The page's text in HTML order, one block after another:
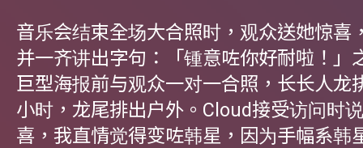
音乐会结束全场大合照时，观众送她惊喜
并一齐讲出字句：「锺意咗你好耐啦！」
巨型海报前与观众一对一合照，长长人龙
小时，龙尾排出户外。Cloud接受访问时
喜，我直情觉得变咗韩星，因为手幅系韩